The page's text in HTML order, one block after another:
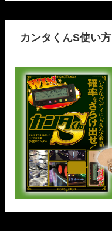
カンタくんS使い方